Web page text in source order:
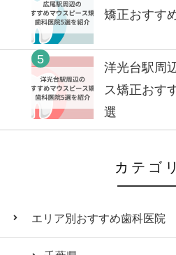
矯正おすす
5
洋光台駅周
ス矯正おす
選
カテゴ
エリア別おすすめ歯科医院